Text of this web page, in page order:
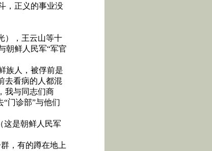
，正义的事业没
），王云山等十
朝鲜人民军“军官
族人，被俘前是
去看病的人都混
我与同志们商
门诊部”与他们
这是朝鲜人民军
，有的蹲在地上